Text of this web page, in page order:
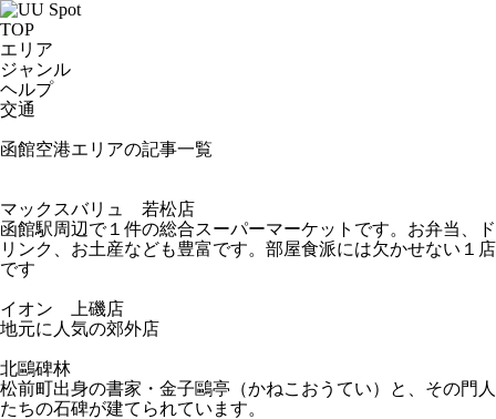
TOP
エリア
ジャンル
ヘルプ
交通
函館空港エリアの記事一覧
マックスバリュ 若松店
函館駅周辺で１件の総合スーパーマーケットです。お弁当、ド
リンク、お土産なども豊富です。部屋食派には欠かせない１店
です
イオン 上磯店
地元に人気の郊外店
北鷗碑林
松前町出身の書家・金子鷗亭（かねこおうてい）と、その門人
たちの石碑が建てられています。